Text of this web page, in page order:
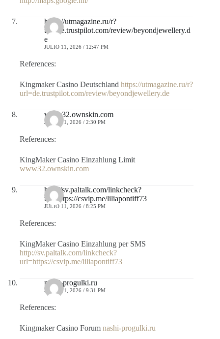
https://utmagazine.ru/r?
url=de.trustpilot.com/review/beyondjewellery.d
e
JULIO 11, 2026 / 12:47 PM
References:
Kingmaker Casino Deutschland https://utmagazine.ru/r?
url=de.trustpilot.com/review/beyondjewellery.de
www32.ownskin.com
JULIO 11, 2026 / 2:30 PM
References:
KingMaker Casino Einzahlung Limit
www32.ownskin.com
http://sv.paltalk.com/linkcheck?
url=https://csvip.me/liliapontiff73
JULIO 11, 2026 / 8:25 PM
References:
KingMaker Casino Einzahlung per SMS
http://sv.paltalk.com/linkcheck?
url=https://csvip.me/liliapontiff73
nashi-progulki.ru
JULIO 11, 2026 / 9:31 PM
References:
Kingmaker Casino Forum nashi-progulki.ru